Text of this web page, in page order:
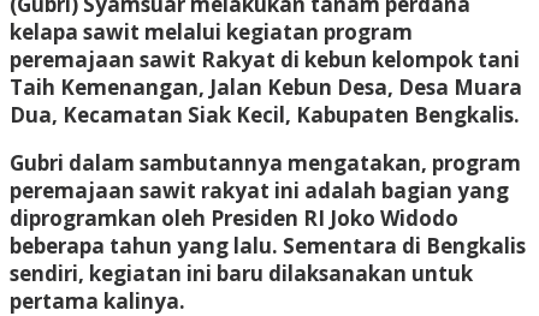
kelapa sawit melalui kegiatan program
peremajaan sawit Rakyat di kebun kelompok tani
Taih Kemenangan, Jalan Kebun Desa, Desa Muara
Dua, Kecamatan Siak Kecil, Kabupaten Bengkalis.
Gubri dalam sambutannya mengatakan, program
peremajaan sawit rakyat ini adalah bagian yang
diprogramkan oleh Presiden RI Joko Widodo
beberapa tahun yang lalu. Sementara di Bengkalis
sendiri, kegiatan ini baru dilaksanakan untuk
pertama kalinya.